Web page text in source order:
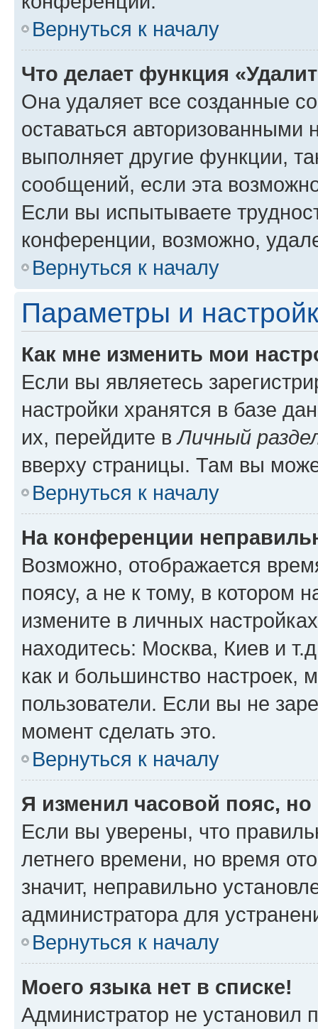
Вернуться к началу
Что делает функция
Она удаляет все созданные
оставаться авторизованными
выполняет другие функции,
сообщений, если эта
Если вы испытываете
конференции, возможно,
Вернуться к началу
Параметры и
Как мне изменить мои
Если вы являетесь
настройки хранятся в базе
их, перейдите вЛичный
вверху страницы. Там вы
Вернуться к началу
На конференции
Возможно, отображается
поясу, а не к тому, в котором
измените в личных
находитесь: Москва, Киев и
как и большинство настроек,
пользователи. Если вы не
момент сделать это.
Вернуться к началу
Я изменил часовой пояс,
Если вы уверены, что
летнего времени, но время
значит, неправильно
администратора для
Вернуться к началу
Моего языка нет в списке!
Администратор не установил